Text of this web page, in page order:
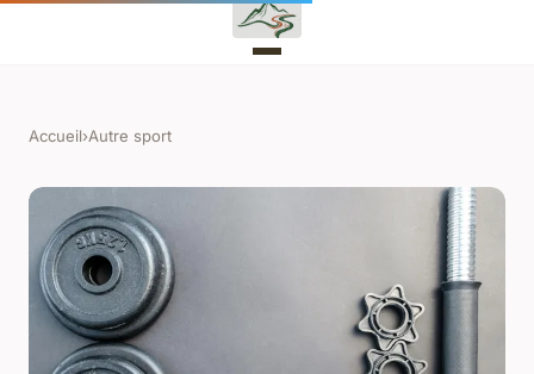
Accueil›Autre sport